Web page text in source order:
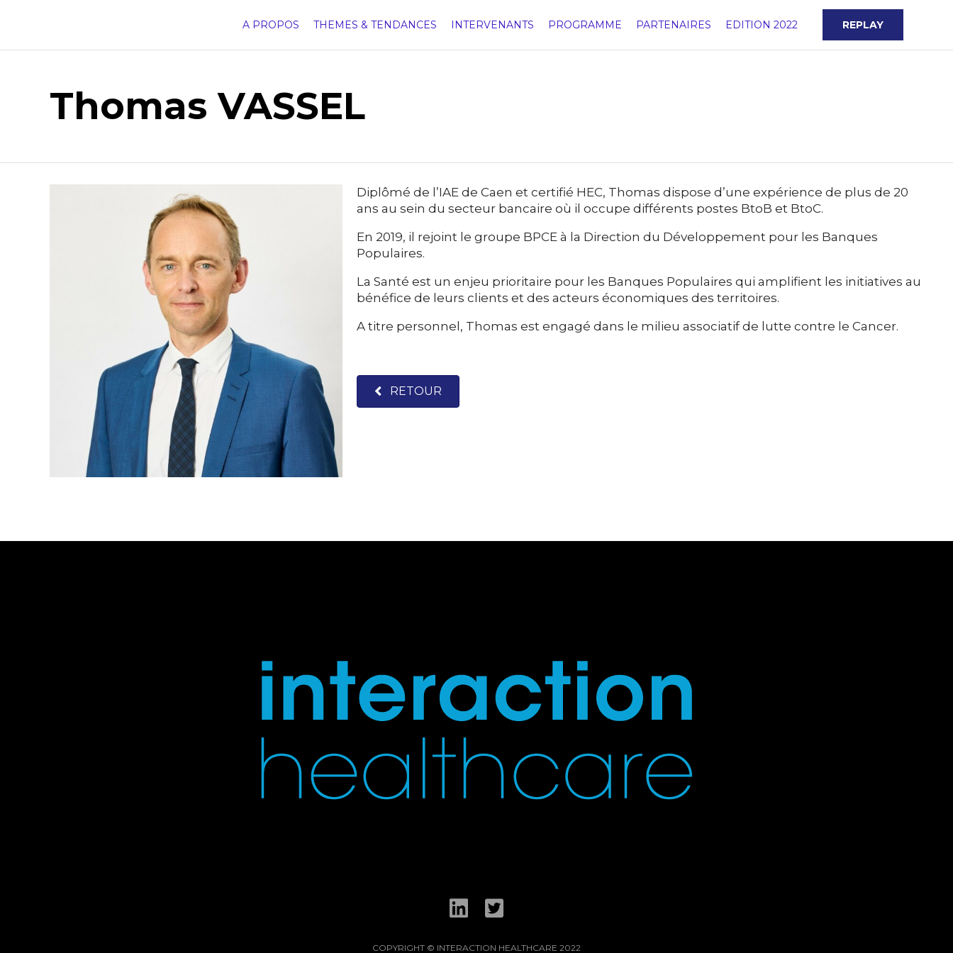
Skip
content
A PROPOS THEMES & TENDANCES INTERVENANTS PROGRAMME PARTENAIRES EDITION 2022 REPLAY
Thomas VASSEL
Diplômé de l’IAE de Caen et certifié HEC, Thomas dispose d’une expérience de plus de 20
ans au sein du secteur bancaire où il occupe différents postes BtoB et BtoC.
En 2019, il rejoint le groupe BPCE à la Direction du Développement pour les Banques
Populaires.
La Santé est un enjeu prioritaire pour les Banques Populaires qui amplifient les initiatives au
bénéfice de leurs clients et des acteurs économiques des territoires.
A titre personnel, Thomas est engagé dans le milieu associatif de lutte contre le Cancer.
RETOUR
COPYRIGHT © INTERACTION HEALTHCARE 2022